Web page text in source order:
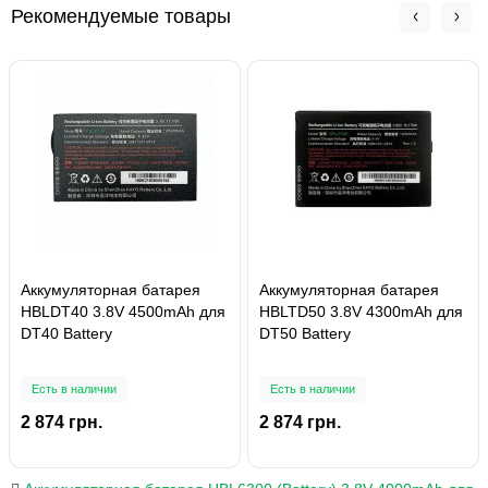
Рекомендуемые товары
Аккумуляторная батарея
HBLDT40 3.8V 4500mAh для
DT40 Battery
Есть в наличии
2 874 грн.
Аккумуляторная батарея
HBLTD50 3.8V 4300mAh для
DT50 Battery
Есть в наличии
2 874 грн.